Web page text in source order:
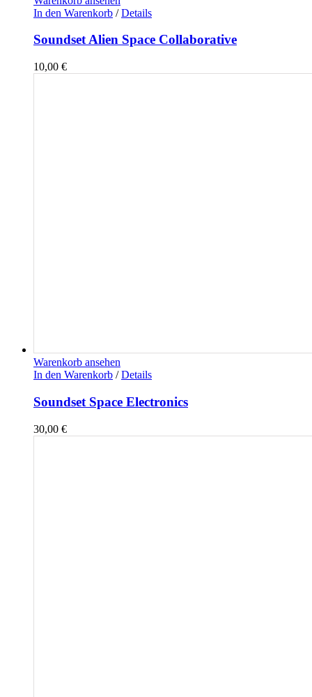
In den Warenkorb / Details
Soundset Alien Space Collaborative
10,00 €
Warenkorb ansehen
In den Warenkorb / Details
Soundset Space Electronics
30,00 €